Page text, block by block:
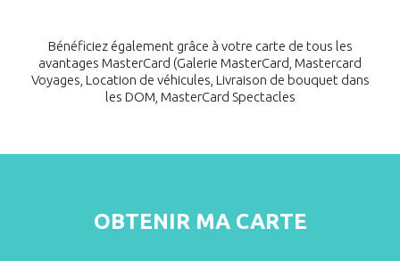
Bénéficiez également grâce à votre carte de tous les
avantages MasterCard (Galerie MasterCard, Mastercard
Voyages, Location de véhicules, Livraison de bouquet dans
les DOM, MasterCard Spectacles
OBTENIR MA CARTE